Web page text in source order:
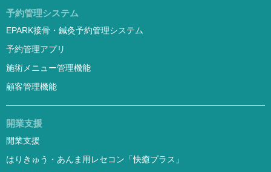
予約管理システム
EPARK接骨・鍼灸予約管理システム
予約管理アプリ
施術メニュー管理機能
顧客管理機能
開業支援
開業支援
はりきゅう・あんま用レセコン「快癒プラス」